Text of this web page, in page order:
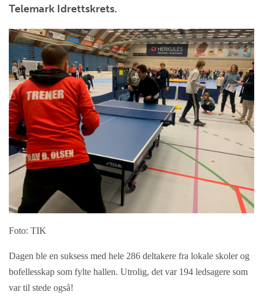
Telemark Idrettskrets.
Foto: TIK
Dagen ble en suksess med hele 286 deltakere fra lokale skoler og
bofellesskap som fylte hallen. Utrolig, det var 194 ledsagere som
var til stede også!